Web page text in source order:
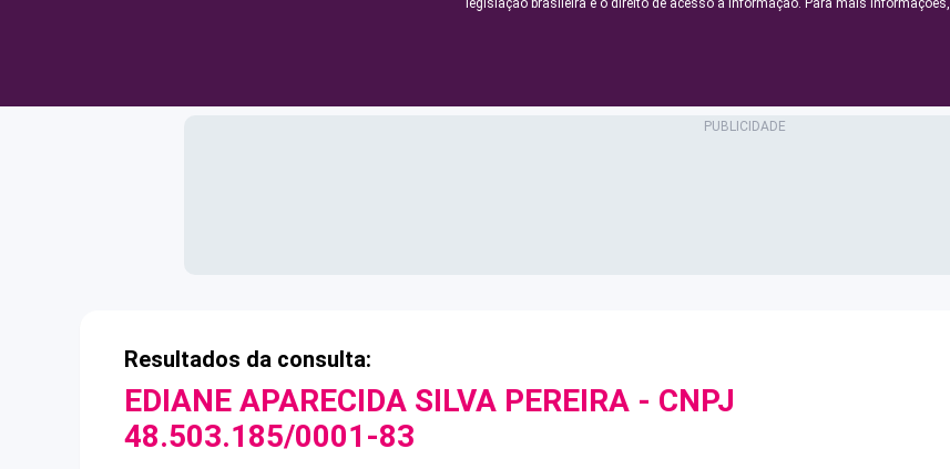
legislação brasileira e o direito de acesso à informação. Para mais informações,
Resultados da consulta:
EDIANE APARECIDA SILVA PEREIRA - CNPJ
48.503.185/0001-83